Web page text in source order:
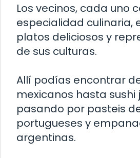
Los vecinos, cada uno
especialidad culinaria,
platos deliciosos y
de sus culturas.
Allí podías encontrar
mexicanos hasta sushi
pasando por pasteis
portugueses y
argentinas.